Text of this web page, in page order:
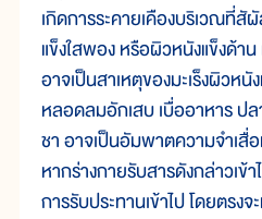
เกิดการระคายเคืองบริเวณที่สั
แข็งใสพอง หรือผิวหนังแข็งด้า
อาจเป็นสาเหตุของมะเร็งผิวหนั
หลอดลมอักเสบ เบื่ออาหาร ป
ชา อาจเป็นอัมพาตความจำเสื่
หากร่างกายรับสารดังกล่าวเข้
การรับประทานเข้าไป โดยตรงจ